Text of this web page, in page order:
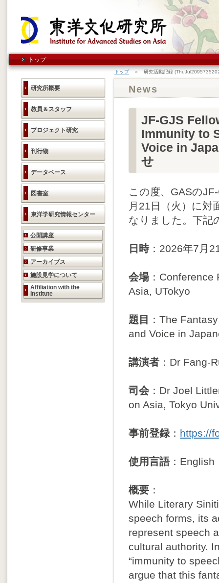
トップ
研究所概要
教員＆スタッフ
プロジェクト研究
刊行物
データベース
図書室
東洋学研究情報センター
研究活動のご案内
公開講座
研修事業
アーカイブス
施設見学について
Affiliation with the
Institute
トップ＞ 研究活動記録
News
JF-GJS
Immunity to
Voice in
せ
この度、GASの
月21日（火）に
なりました。下記
日時：2026年7月
会場：Conference
Asia, UTokyo
題目 ：The
and Voice in
講演者 ：Dr Fang-
司会：Dr Joel
on Asia, Tokyo
事前登録： https://
使用言語：English
概要 ：
While Literary
speech forms, its
represent speech
cultural authority.
“immunity to
argue that this